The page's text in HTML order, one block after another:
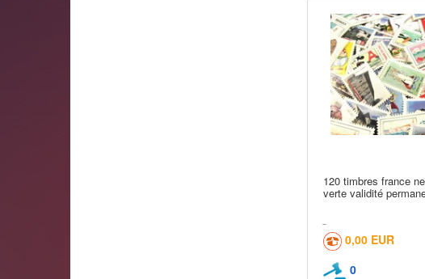
120 timbres france
verte validité
0,00 EUR
0